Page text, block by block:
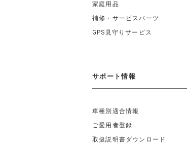
家庭用品
補修・サービスパーツ
GPS見守りサービス
サポート情報
車種別適合情報
ご愛用者登録
取扱説明書ダウンロード